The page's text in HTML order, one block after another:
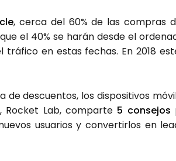
, cer­ca del 60% de las com­pras
el 40% se harán des­de el
trá­fi­co en estas fechas. En 2018
de des­cuen­tos, los dis­po­si­ti­vos
Lab, com­par­te 5 con­se­jos
usua­rios y con­ver­tir­los en